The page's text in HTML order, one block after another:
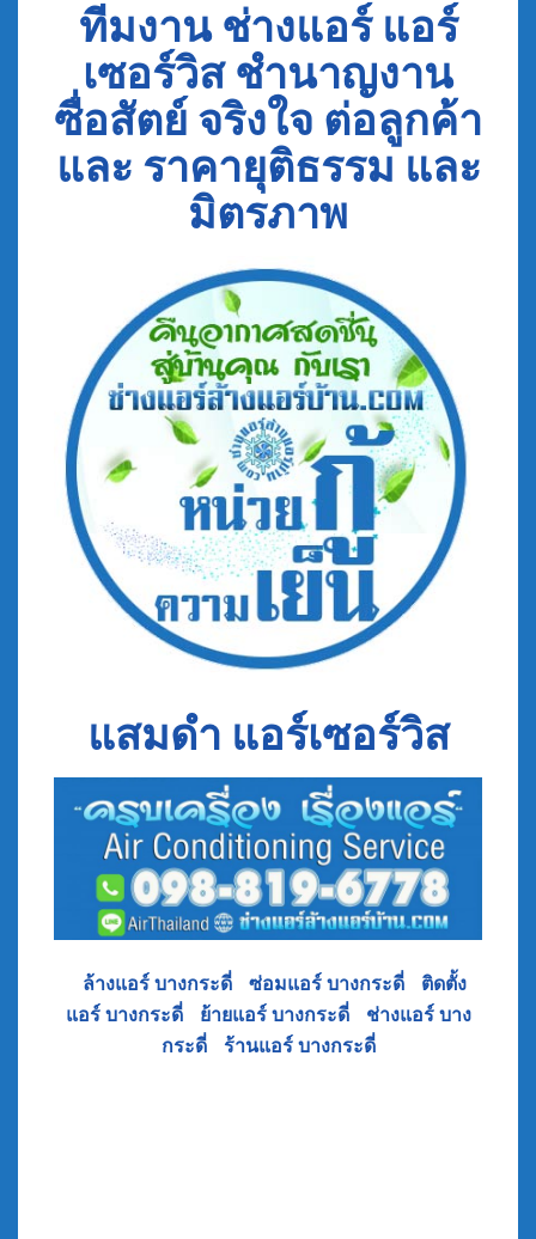
ทีมงาน ช่างแอร์ แอร์
เซอร์วิส ชำนาญงาน
ซื่อสัตย์ จริงใจ ต่อลูกค้า
และ ราคายุติธรรม และ
มิตรภาพ
แสมดำ แอร์เซอร์วิส
ล้างแอร์ บางกระดี่• ซ่อมแอร์ บางกระดี่• ติดตั้ง
แอร์ บางกระดี่• ย้ายแอร์ บางกระดี่• ช่างแอร์ บาง
กระดี่
ร้านแอร์ บางกระดี่